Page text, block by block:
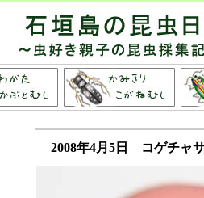
2008年4月5日 コゲチャ